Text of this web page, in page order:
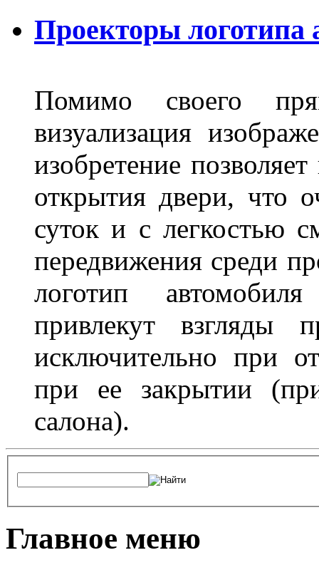
Проекторы логотипа
Помимо своего
визуализация
изобретение
открытия двери, что
суток и с легкостью
передвижения среди
логотип
привлекут взгляды
исключительно при
при ее закрытии
салона).
Главное меню